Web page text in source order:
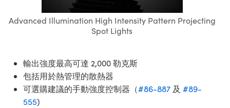
| 紅外線光學產品
| 超快光學
Sputtering) Coated Optics |
Isolators | 晶體和隔離器
Lighting |顯微鏡照明
Filters | 顯微鏡濾光片
Lenses | 變焦鏡頭模組
| Pixelink 相機
Components | 主動光學元件
性裝置Tomography
Development Systems
and Production | 重新認證實
用品
Advanced Illumination High Intensity Pattern Projecting
Spot Lights
輸出強度最高可達 2,000 勒克斯
包括用於熱管理的散熱器
可選購建議的手動強度控制器（#86-887 及 #89-
555)